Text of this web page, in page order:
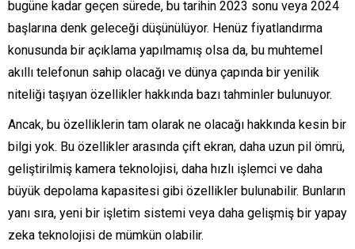
bugüne kadar geçen sürede, bu tarihin 2023 sonu veya 2024
başlarına denk geleceği düşünülüyor. Henüz fiyatlandırma
konusunda bir açıklama yapılmamış olsa da, bu muhtemel
akıllı telefonun sahip olacağı ve dünya çapında bir yenilik
niteliği taşıyan özellikler hakkında bazı tahminler bulunuyor.
Ancak, bu özelliklerin tam olarak ne olacağı hakkında kesin bir
bilgi yok. Bu özellikler arasında çift ekran, daha uzun pil ömrü,
geliştirilmiş kamera teknolojisi, daha hızlı işlemci ve daha
büyük depolama kapasitesi gibi özellikler bulunabilir. Bunların
yanı sıra, yeni bir işletim sistemi veya daha gelişmiş bir yapay
zeka teknolojisi de mümkün olabilir.